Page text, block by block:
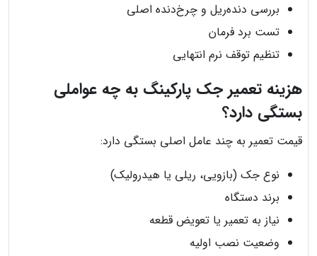
بررسی دنده‌ریل و چرخ‌دنده اصلی
تست برد فرمان
تنظیم توقف نرم انتهایی
هزینه تعمیر جک پارکینگ به چه عواملی
بستگی دارد؟
قیمت تعمیر به چند عامل اصلی بستگی دارد:
نوع جک (بازویی، ریلی یا هیدرولیک)
برند دستگاه
نیاز به تعمیر یا تعویض قطعه
وضعیت نصب اولیه